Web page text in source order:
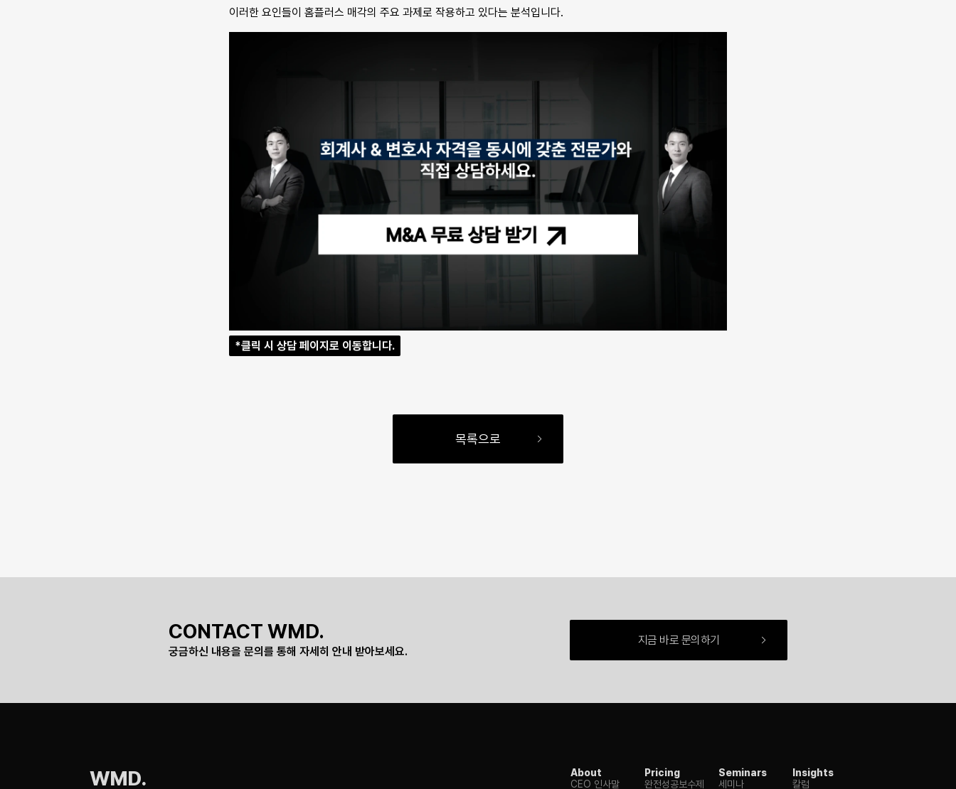
​이러한 요인들이 홈플러스 매각의 주요 과제로 작용하고 있다는 분석입니다.
*클릭 시 상담 페이지로 이동합니다.
목록으로
CONTACT WMD.
궁금하신 내용을 문의를 통해 자세히 안내 받아보세요.
지금 바로 문의하기
WMD.
About
CEO 인사말
Pricing
완전성공보수제
Seminars
세미나
Insights
칼럼